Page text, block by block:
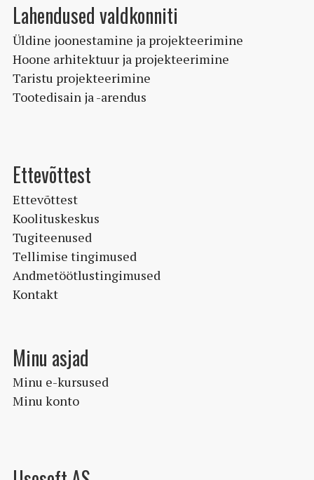
Lahendused valdkonniti
Üldine joonestamine ja projekteerimine
Hoone arhitektuur ja projekteerimine
Taristu projekteerimine
Tootedisain ja -arendus
Ettevõttest
Ettevõttest
Koolituskeskus
Tugiteenused
Tellimise tingimused
Andmetöötlustingimused
Kontakt
Minu asjad
Minu e-kursused
Minu konto